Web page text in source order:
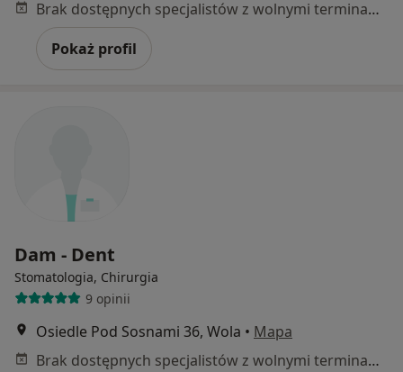
Brak dostępnych specjalistów z wolnymi terminami w tym centrum medycznym.
Pokaż profil
Dam - Dent
Stomatologia, Chirurgia
9 opinii
Osiedle Pod Sosnami 36, Wola • Mapa
Brak dostępnych specjalistów z wolnymi terminami w tym centrum medycznym.